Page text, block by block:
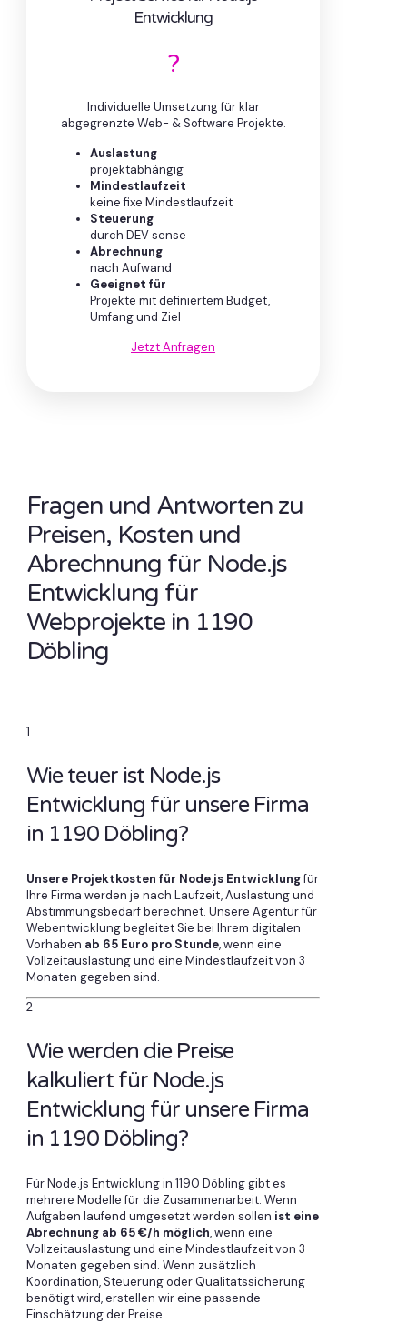
Entwicklung
?
Individuelle Umsetzung für klar
abgegrenzte Web- & Software Projekte.
Auslastung
projektabhängig
Mindestlaufzeit
keine fixe Mindestlaufzeit
Steuerung
durch DEV sense
Abrechnung
nach Aufwand
Geeignet für
Projekte mit definiertem Budget,
Umfang und Ziel
Jetzt Anfragen
Fragen und Antworten zu
Preisen, Kosten und
Abrechnung für Node.js
Entwicklung für
Webprojekte in 1190
Döbling
1
Wie teuer ist Node.js
Entwicklung für unsere Firma
in 1190 Döbling?
Unsere Projektkosten für Node.js Entwicklungfür
Ihre Firma werden je nach Laufzeit, Auslastung und
Abstimmungsbedarf berechnet. Unsere Agentur für
Webentwicklung begleitet Sie bei Ihrem digitalen
Vorhaben ab 65 Euro pro Stunde, wenn eine
Vollzeitauslastung und eine Mindestlaufzeit von 3
Monaten gegeben sind.
2
Wie werden die Preise
kalkuliert für Node.js
Entwicklung für unsere Firma
in 1190 Döbling?
Für Node.js Entwicklung in 1190 Döbling gibt es
mehrere Modelle für die Zusammenarbeit. Wenn
Aufgaben laufend umgesetzt werden sollen ist eine
Abrechnung ab 65 €/h möglich, wenn eine
Vollzeitauslastung und eine Mindestlaufzeit von 3
Monaten gegeben sind. Wenn zusätzlich
Koordination, Steuerung oder Qualitätssicherung
benötigt wird, erstellen wir eine passende
Einschätzung der Preise.